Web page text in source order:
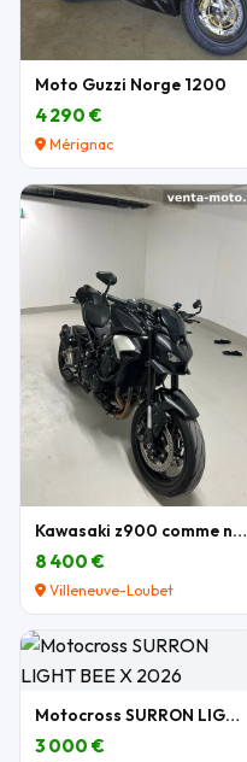
Moto Guzzi Norge 1200
4 290 €
Mérignac
Kawasaki z900 comme neuve
8 400 €
Villeneuve-Loubet
Motocross SURRON LIGHT BEE X 2026
3 000 €